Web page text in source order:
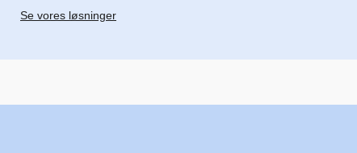
Se vores løsninger